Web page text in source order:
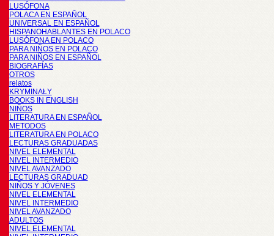
LUSÓFONA
POLACA EN ESPAÑOL
UNIVERSAL EN ESPAÑOL
HISPANOHABLANTES EN POLACO
LUSÓFONA EN POLACO
PARA NIÑOS EN POLACO
PARA NIÑOS EN ESPAÑOL
BIOGRAFÍAS
OTROS
relatos
KRYMINAŁY
BOOKS IN ENGLISH
NIÑOS
LITERATURA EN ESPAÑOL
METODOS
LITERATURA EN POLACO
LECTURAS GRADUADAS
NIVEL ELEMENTAL
NIVEL INTERMEDIO
NIVEL AVANZADO
LECTURAS GRADUAD
NIÑOS Y JÓVENES
NIVEL ELEMENTAL
NIVEL INTERMEDIO
NIVEL AVANZADO
ADULTOS
NIVEL ELEMENTAL